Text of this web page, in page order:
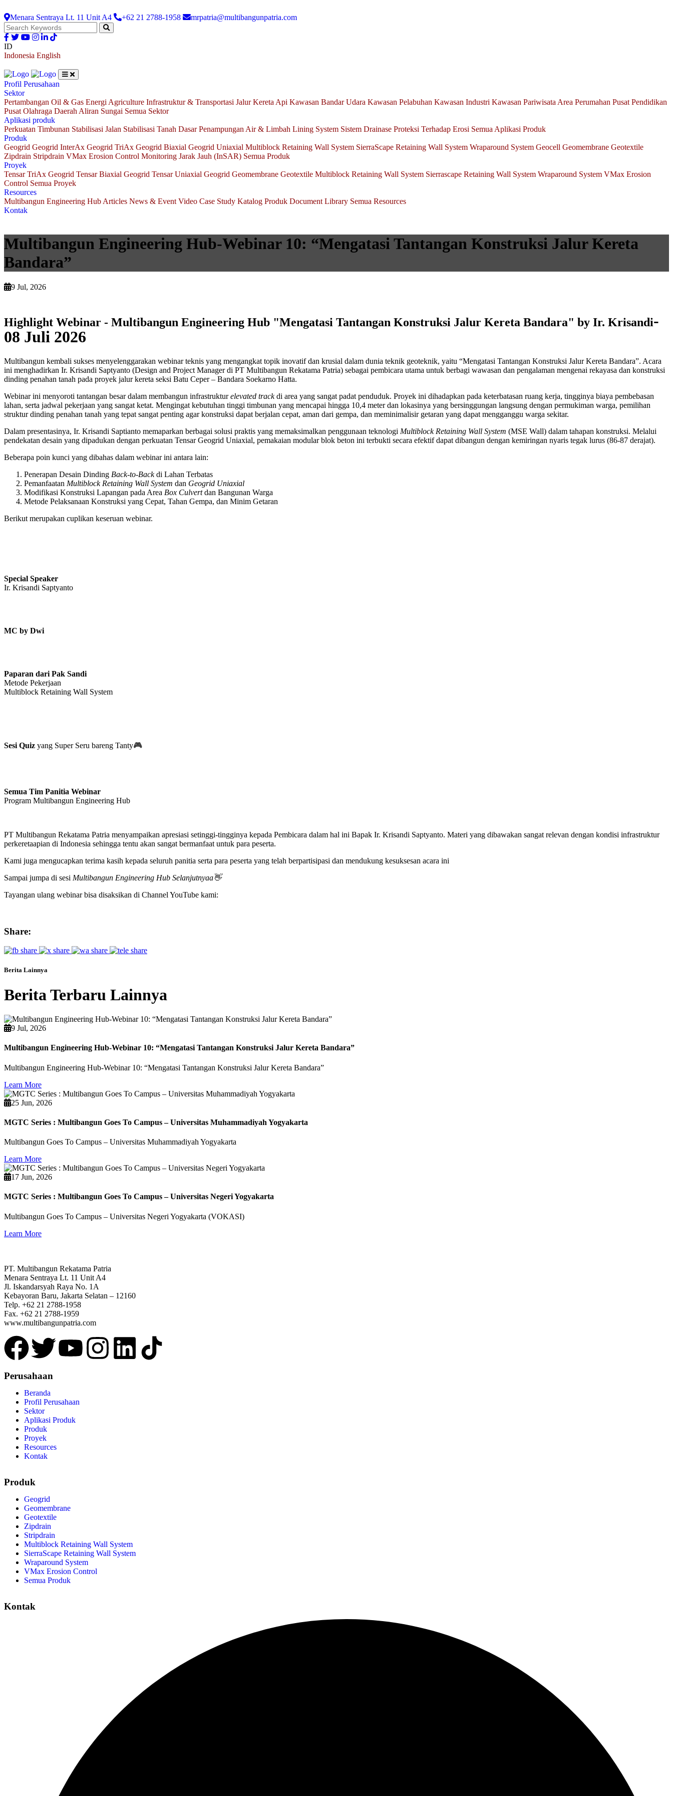
Menara Sentraya Lt. 11 Unit A4 +62 21 2788-1958 mrpatria@multibangunpatria.com
ID
Indonesia English
Profil Perusahaan
Sektor
Pertambangan Oil & Gas Energi Agriculture Infrastruktur & Transportasi Jalur Kereta Api Kawasan Bandar Udara Kawasan Pelabuhan Kawasan Industri Kawasan Pariwisata Area Perumahan Pusat Pendidikan
Pusat Olahraga Daerah Aliran Sungai Semua Sektor
Aplikasi produk
Perkuatan Timbunan Stabilisasi Jalan Stabilisasi Tanah Dasar Penampungan Air & Limbah Lining System Sistem Drainase Proteksi Terhadap Erosi Semua Aplikasi Produk
Produk
Geogrid Geogrid InterAx Geogrid TriAx Geogrid Biaxial Geogrid Uniaxial Multiblock Retaining Wall System SierraScape Retaining Wall System Wraparound System Geocell Geomembrane Geotextile
Zipdrain Stripdrain VMax Erosion Control Monitoring Jarak Jauh (InSAR) Semua Produk
Proyek
Tensar TriAx Geogrid Tensar Biaxial Geogrid Tensar Uniaxial Geogrid Geomembrane Geotextile Multiblock Retaining Wall System Sierrascape Retaining Wall System Wraparound System VMax Erosion
Control Semua Proyek
Resources
Multibangun Engineering Hub Articles News & Event Video Case Study Katalog Produk Document Library Semua Resources
Kontak
Multibangun Engineering Hub-Webinar 10: “Mengatasi Tantangan Konstruksi Jalur Kereta
Bandara”
9 Jul, 2026
Highlight Webinar - Multibangun Engineering Hub "Mengatasi Tantangan Konstruksi Jalur Kereta Bandara" by Ir. Krisandi-
08 Juli 2026
Multibangun kembali sukses menyelenggarakan webinar teknis yang mengangkat topik inovatif dan krusial dalam dunia teknik geoteknik, yaitu “Mengatasi Tantangan Konstruksi Jalur Kereta Bandara”. Acara
ini menghadirkan Ir. Krisandi Saptyanto (Design and Project Manager di PT Multibangun Rekatama Patria) sebagai pembicara utama untuk berbagi wawasan dan pengalaman mengenai rekayasa dan konstruksi
dinding penahan tanah pada proyek jalur kereta seksi Batu Ceper – Bandara Soekarno Hatta.
Webinar ini menyoroti tantangan besar dalam membangun infrastrukturelevated trackdi area yang sangat padat penduduk. Proyek ini dihadapkan pada keterbatasan ruang kerja, tingginya biaya pembebasan
lahan, serta jadwal pekerjaan yang sangat ketat. Mengingat kebutuhan tinggi timbunan yang mencapai hingga 10,4 meter dan lokasinya yang bersinggungan langsung dengan permukiman warga, pemilihan
struktur dinding penahan tanah yang tepat sangat penting agar konstruksi dapat berjalan cepat, aman dari gempa, dan meminimalisir getaran yang dapat mengganggu warga sekitar.
Dalam presentasinya, Ir. Krisandi Saptianto memaparkan berbagai solusi praktis yang memaksimalkan penggunaan teknologi Multiblock Retaining Wall System (MSE Wall) dalam tahapan konstruksi. Melalui
pendekatan desain yang dipadukan dengan perkuatan Tensar Geogrid Uniaxial, pemakaian modular blok beton ini terbukti secara efektif dapat dibangun dengan kemiringan nyaris tegak lurus (86-87 derajat).
Beberapa poin kunci yang dibahas dalam webinar ini antara lain:
Penerapan Desain Dinding Back-to-Backdi Lahan Terbatas
Pemanfaatan Multiblock Retaining Wall System dan Geogrid Uniaxial
Modifikasi Konstruksi Lapangan pada Area Box Culvertdan Bangunan Warga
Metode Pelaksanaan Konstruksi yang Cepat, Tahan Gempa, dan Minim Getaran
Berikut merupakan cuplikan keseruan webinar.
Special Speaker
Ir. Krisandi Saptyanto
MC by Dwi
Paparan dari Pak Sandi
Metode Pekerjaan
Multiblock Retaining Wall System
Sesi Quiz yang Super Seru bareng Tanty🎮
Semua Tim Panitia Webinar
Program Multibangun Engineering Hub
PT Multibangun Rekatama Patria menyampaikan apresiasi setinggi-tingginya kepada Pembicara dalam hal ini Bapak Ir. Krisandi Saptyanto. Materi yang dibawakan sangat relevan dengan kondisi infrastruktur
perkeretaapian di Indonesia sehingga tentu akan sangat bermanfaat untuk para peserta.
Kami juga mengucapkan terima kasih kepada seluruh panitia serta para peserta yang telah berpartisipasi dan mendukung kesuksesan acara ini
Sampai jumpa di sesi Multibangun Engineering Hub Selanjutnyaa👋
Tayangan ulang webinarbisa disaksikan di Channel YouTube kami:
Share:
Berita Lainnya
Berita Terbaru Lainnya
9 Jul, 2026
Multibangun Engineering Hub-Webinar 10: “Mengatasi Tantangan Konstruksi Jalur Kereta Bandara”
Multibangun Engineering Hub-Webinar 10: “Mengatasi Tantangan Konstruksi Jalur Kereta Bandara”
Learn More
25 Jun, 2026
MGTC Series : Multibangun Goes To Campus – Universitas Muhammadiyah Yogyakarta
Multibangun Goes To Campus – Universitas Muhammadiyah Yogyakarta
Learn More
17 Jun, 2026
MGTC Series : Multibangun Goes To Campus – Universitas Negeri Yogyakarta
Multibangun Goes To Campus – Universitas Negeri Yogyakarta (VOKASI)
Learn More
PT. Multibangun Rekatama Patria
Menara Sentraya Lt. 11 Unit A4
Jl. Iskandarsyah Raya No. 1A
Kebayoran Baru, Jakarta Selatan – 12160
Telp. +62 21 2788-1958
Fax. +62 21 2788-1959
www.multibangunpatria.com
Perusahaan
Beranda
Profil Perusahaan
Sektor
Aplikasi Produk
Produk
Proyek
Resources
Kontak
Produk
Geogrid
Geomembrane
Geotextile
Zipdrain
Stripdrain
Multiblock Retaining Wall System
SierraScape Retaining Wall System
Wraparound System
VMax Erosion Control
Semua Produk
Kontak